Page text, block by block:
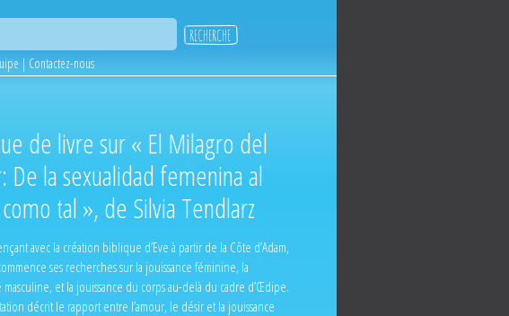
| Contactez-nous
de livre sur « El Milagro del
De la sexualidad femenina al
tal », de Silvia Tendlarz
avec la création biblique d’Eve à partir de la Côte d’Adam,
ses recherches sur la jouissance féminine, la
masculine, et la jouissance du corps au-delà du cadre d’Œdipe.
décrit le rapport entre l’amour, le désir et la jouissance